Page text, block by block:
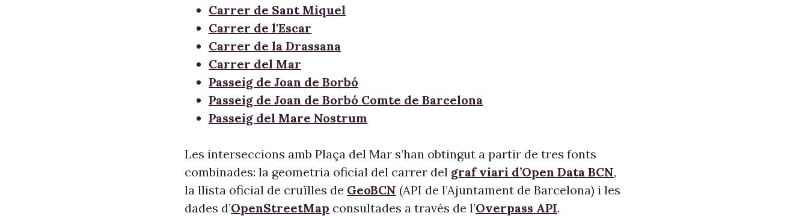
Carrer de Sant Miquel
Carrer de l'Escar
Carrer de la Drassana
Carrer del Mar
Passeig de Joan de Borbó
Passeig de Joan de Borbó Comte de Barcelona
Passeig del Mare Nostrum
Les interseccions amb Plaça del Mar s’han obtingut a partir de tres fonts
combinades: la geometria oficial del carrer del graf viari d’Open Data BCN,
la llista oficial de cruïlles de GeoBCN (API de l’Ajuntament de Barcelona) i les
dades d’OpenStreetMap consultades a través de l’Overpass API.